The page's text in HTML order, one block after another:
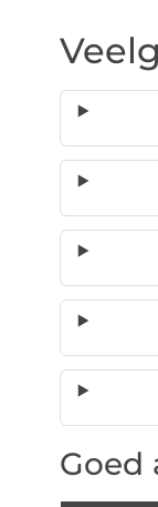
Goed